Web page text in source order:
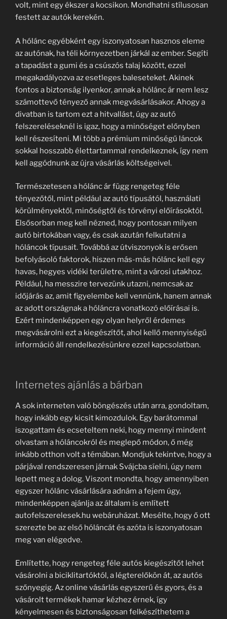
volt, mint egy ékszer a kocsikon. Mondhatni stílusosan
festett az autók kerekén.
A hólánc egyébként egy iszonyatosan hasznos eleme
az autónak, ha téli környezetben járkál az ember. Segíti
a tapadást a gumi és a csúszós talaj között, ezzel
megakadályozva az esetleges baleseteket. Akinek
fontos a biztonság ilyenkor, annak a hólánc ár nem lesz
számottevő tényező annak megvásárlásakor. Ahogy a
divatban is tartom ezt a hitvallást, úgy az autó
felszereléseknél is igaz, hogy a minőséget előnyben
kell részesíteni. Mi több a prémium minőségű láncok
sokkal hosszabb élettartammal rendelkeznek, így nem
kell aggódnunk az újra vásárlás költségeivel.
Természetesen a hólánc ár függ rengeteg féle
tényezőtől, mint például az autó típusától, használati
körülményektől, minőségtől és törvényi előírásoktól.
Elsősorban meg kell nézned, hogy pontosan milyen
autó birtokában vagy, és csak azután felkutatni a
hóláncok típusait. Továbbá az útviszonyok is erősen
befolyásoló faktorok, hiszen más-más hólánc kell egy
havas, hegyes vidéki területre, mint a városi utakhoz.
Például, ha messzire tervezünk utazni, nemcsak az
időjárás az, amit figyelembe kell vennünk, hanem annak
az adott országnak a hóláncra vonatkozó előírásai is.
Ezért mindenképpen egy olyan helyről érdemes
megvásárolni ezt a kiegészítőt, ahol kellő mennyiségű
információ áll rendelkezésünkre ezzel kapcsolatban.
Internetes ajánlás a bárban
A sok interneten való böngészés után arra, gondoltam,
hogy inkább egy kicsit kimozdulok. Egy barátommal
iszogattam és ecseteltem neki, hogy mennyi mindent
olvastam a hóláncokról és meglepő módon, ő még
inkább otthon volt a témában. Mondjuk tekintve, hogy a
párjával rendszeresen járnak Svájcba síelni, úgy nem
lepett meg a dolog. Viszont mondta, hogy amennyiben
egyszer hólánc vásárlására adnám a fejem úgy,
mindenképpen ajánlja az általam is említett
autofelszerelesek.hu webáruházat. Mesélte, hogy ő ott
szerezte be az első hóláncát és azóta is iszonyatosan
meg van elégedve.
Említette, hogy rengeteg féle autós kiegészítőt lehet
vásárolni a biciklitartóktól, a légterelőkön át, az autós
szőnyegig. Az online vásárlás egyszerű és gyors, és a
vásárolt termékek hamar kézhez érnek, így
kényelmesen és biztonságosan felkészíthetem a